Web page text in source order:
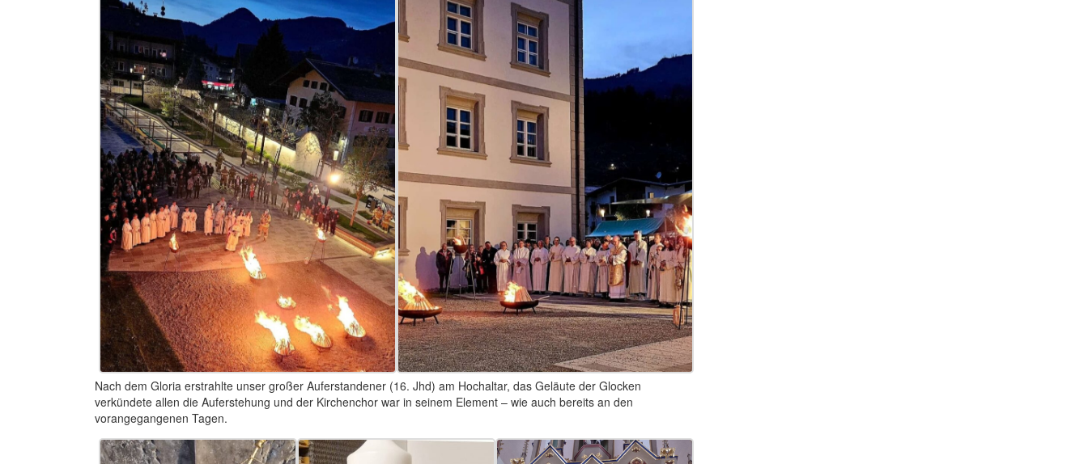
Nach dem Gloria erstrahlte unser großer Auferstandener (16. Jhd) am Hochaltar, das Geläute der Glocken
verkündete allen die Auferstehung und der Kirchenchor war in seinem Element – wie auch bereits an den
vorangegangenen Tagen.